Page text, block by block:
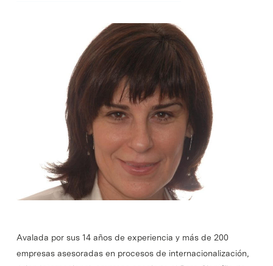
Avalada por sus 14 años de experiencia y más de 200
empresas asesoradas en procesos de internacionalización,